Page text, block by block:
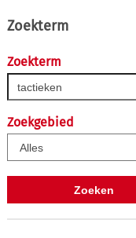
Zoekterm
Zoekterm
Zoekgebied